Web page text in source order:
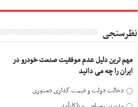
نظرسنجی
مهم ترین دلیل عدم موفقیت صنعت خودرو در
ایران را چه می دانید
دخالت دولت و قیمت گذاری دستوری